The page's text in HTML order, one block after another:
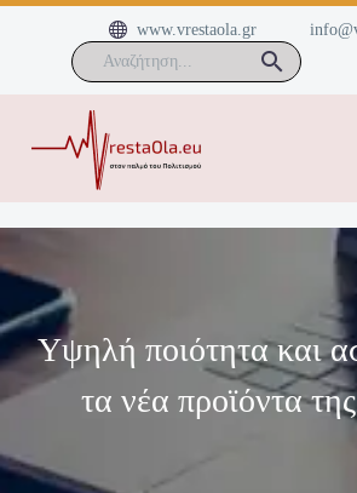

 www.vrestaola.gr
Υψηλή ποιότητα και
τα νέα προϊόντα